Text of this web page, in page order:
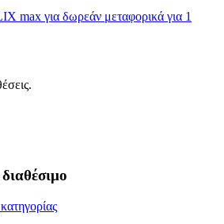
max για δωρεάν μεταφορικά για 1